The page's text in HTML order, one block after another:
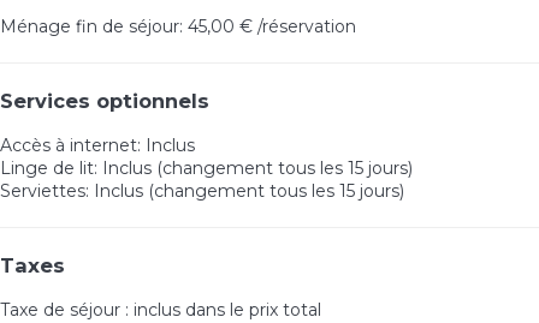
Ménage fin de séjour: 45,00 € /réservation
Services optionnels
Accès à internet: Inclus
Linge de lit: Inclus (changement tous les 15 jours)
Serviettes: Inclus (changement tous les 15 jours)
Taxes
Taxe de séjour : inclus dans le prix total